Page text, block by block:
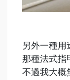
另外一種用
那種法式指
不過我大概